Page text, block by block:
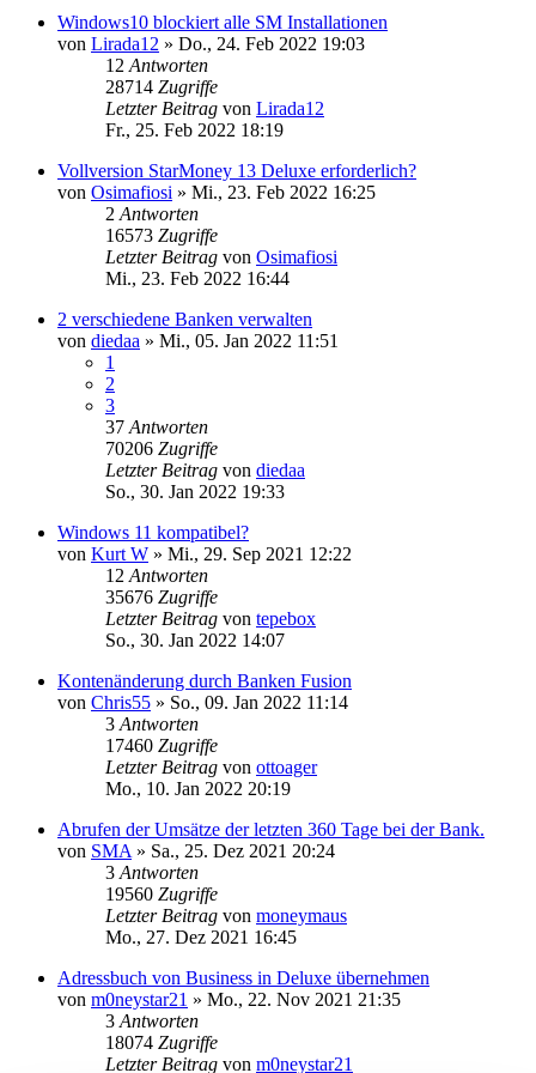
Windows10 blockiert alle SM Installationen
von Lirada12 » Do., 24. Feb 2022 19:03
12 Antworten
28714 Zugriffe
Letzter Beitrag von Lirada12
Fr., 25. Feb 2022 18:19
Vollversion StarMoney 13 Deluxe erforderlich?
von Osimafiosi » Mi., 23. Feb 2022 16:25
2 Antworten
16573 Zugriffe
Letzter Beitrag von Osimafiosi
Mi., 23. Feb 2022 16:44
2 verschiedene Banken verwalten
von diedaa » Mi., 05. Jan 2022 11:51
1
2
3
37 Antworten
70206 Zugriffe
Letzter Beitrag von diedaa
So., 30. Jan 2022 19:33
Windows 11 kompatibel?
von Kurt W » Mi., 29. Sep 2021 12:22
12 Antworten
35676 Zugriffe
Letzter Beitrag von tepebox
So., 30. Jan 2022 14:07
Kontenänderung durch Banken Fusion
von Chris55 » So., 09. Jan 2022 11:14
3 Antworten
17460 Zugriffe
Letzter Beitrag von ottoager
Mo., 10. Jan 2022 20:19
Abrufen der Umsätze der letzten 360 Tage bei der Bank.
von SMA » Sa., 25. Dez 2021 20:24
3 Antworten
19560 Zugriffe
Letzter Beitrag von moneymaus
Mo., 27. Dez 2021 16:45
Adressbuch von Business in Deluxe übernehmen
von m0neystar21 » Mo., 22. Nov 2021 21:35
3 Antworten
18074 Zugriffe
Letzter Beitrag von m0neystar21